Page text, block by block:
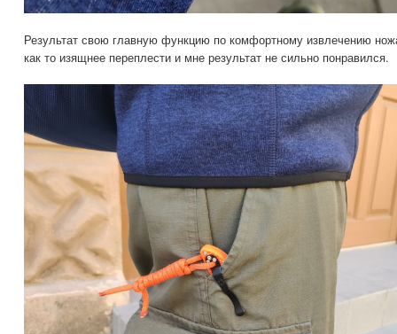
Результат свою главную функцию по комфортному извлечению
как то изящнее переплести и мне результат не сильно понравился.